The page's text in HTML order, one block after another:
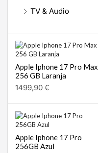
TV & Audio
Apple Iphone 17 Pro Max
256 GB Laranja
1499,90 €
Apple Iphone 17 Pro
256GB Azul